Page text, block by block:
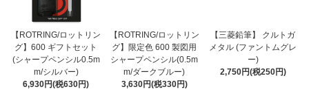
【ROTRING/ロットリン
グ】600 ギフトセット
(シャープペンシル0.5m
m/シルバー)
6,930円(税630円)
【ROTRING/ロットリン
グ】限定色 600 製図用
シャープペンシル(0.5m
m/ダークブルー)
3,630円(税330円)
【三菱鉛筆】 クルトガ
メタル (ファントムグレ
ー)
2,750円(税250円)